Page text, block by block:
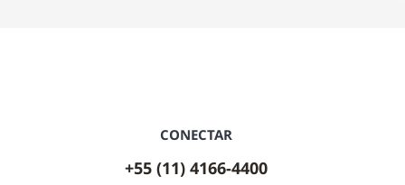
CONECTAR
+55 (11) 4166-4400